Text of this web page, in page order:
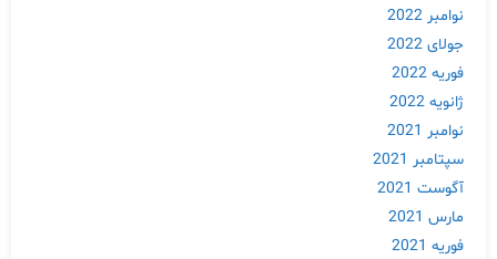
نوامبر 2022
جولای 2022
فوریه 2022
ژانویه 2022
نوامبر 2021
سپتامبر 2021
آگوست 2021
مارس 2021
فوریه 2021